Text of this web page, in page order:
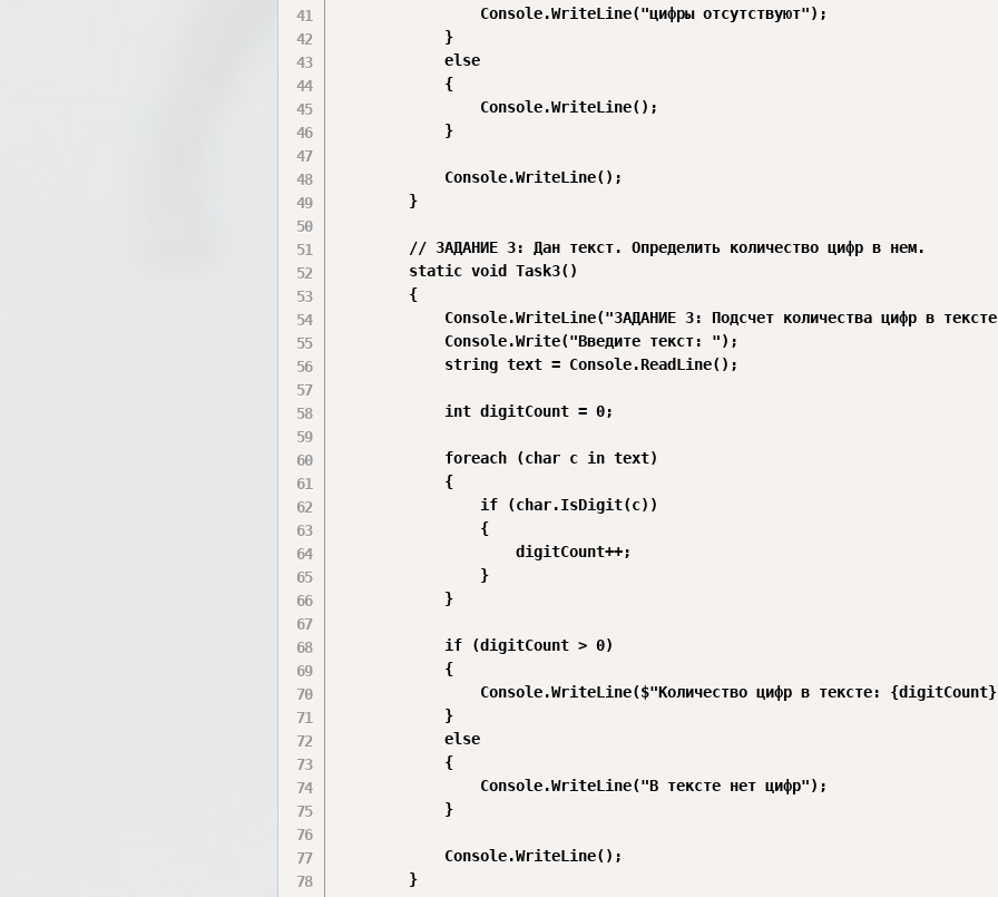
                Console.WriteLine("цифры отсутствуют");
            }
            else
            {
                Console.WriteLine();
            }
            Console.WriteLine();
        }
        // ЗАДАНИЕ 3: Дан текст. Определить количество цифр в нем.
        static void Task3()
        {
Console.WriteLine("ЗАДАНИЕ 3: Подсчет количества цифр в
            Console.Write("Введите текст: ");
            string text = Console.ReadLine();
            int digitCount = 0;
            foreach (char c in text)
            {
                if (char.IsDigit(c))
                {
                    digitCount++;
                }
            }
            if (digitCount > 0)
            {
Console.WriteLine($"Количество цифр в тексте:
            }
            else
            {
                Console.WriteLine("В тексте нет цифр");
            }
            Console.WriteLine();
        }